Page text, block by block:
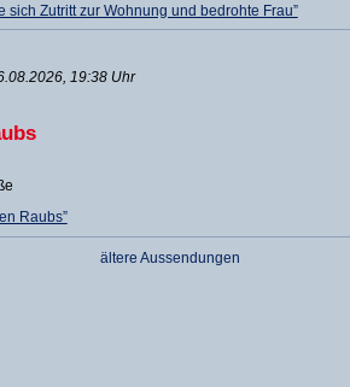
sich Zutritt zur Wohnung und bedrohte Frau”
19:38 Uhr
Raubs”
ältere Aussendungen